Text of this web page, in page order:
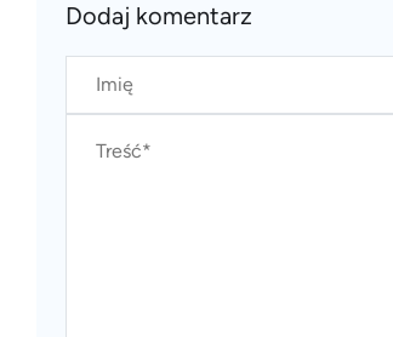
Dodaj komentarz